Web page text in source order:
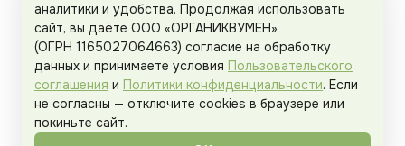
Пользовательское соглашение
Organicwoman.ru . Все права защищены.
аналитики и удобства. Продолжая использовать
сайт, вы даёте ООО «ОРГАНИКВУМЕН»
(ОГРН 1165027064663) согласие на обработку
данных и принимаете условия Пользовательского
соглашения и Политики конфиденциальности. Если
не согласны — отключите cookies в браузере или
покиньте сайт.